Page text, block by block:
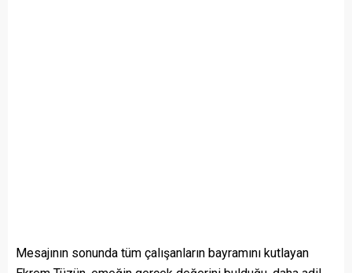
Mesajının sonunda tüm çalışanların bayramını kutlayan